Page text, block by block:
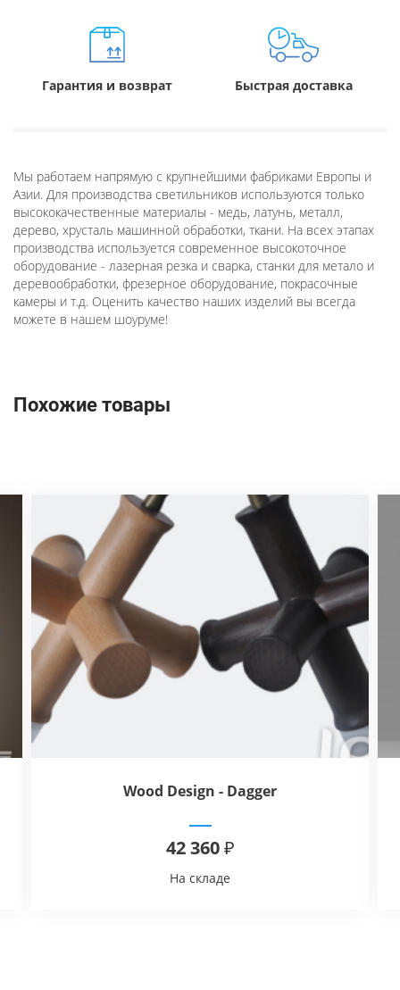
Гарантия и возврат Быстрая доставка
Мы работаем напрямую с крупнейшими фабриками Европы и
Азии. Для производства светильников используются только
высококачественные материалы - медь, латунь, металл,
дерево, хрусталь машинной обработки, ткани. На всех этапах
производства используется современное высокоточное
оборудование - лазерная резка и сварка, станки для метало и
деревообработки, фрезерное оборудование, покрасочные
камеры и т.д. Оценить качество наших изделий вы всегда
можете в нашем шоуруме!
Похожие товары
Wood Design - Dagger
42 360 ₽
На складе